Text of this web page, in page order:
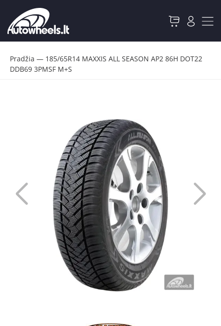
Pradžia — 185/65R14 MAXXIS ALL SEASON AP2 86H DOT22
DDB69 3PMSF M+S